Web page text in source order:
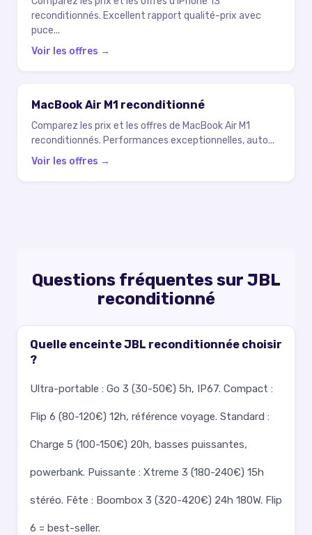
reconditionnés. Excellent rapport qualité-prix avec
puce...
Voir les offres →
MacBook Air M1 reconditionné
Comparez les prix et les offres de MacBook Air M1
reconditionnés. Performances exceptionnelles, auto...
Voir les offres →
Questions fréquentes sur JBL
reconditionné
Quelle enceinte JBL reconditionnée choisir
?
Ultra-portable : Go 3 (30-50€) 5h, IP67. Compact :
Flip 6 (80-120€) 12h, référence voyage. Standard :
Charge 5 (100-150€) 20h, basses puissantes,
powerbank. Puissante : Xtreme 3 (180-240€) 15h
stéréo. Fête : Boombox 3 (320-420€) 24h 180W. Flip
6 = best-seller.